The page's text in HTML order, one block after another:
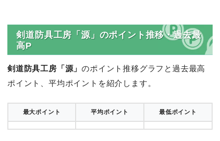
剣道防具工房「源」のポイント推移・過去最
高P
剣道防具工房「源」のポイント推移グラフと過去最高
ポイント、平均ポイントを紹介します。
最大ポイント 平均ポイント 最低ポイント